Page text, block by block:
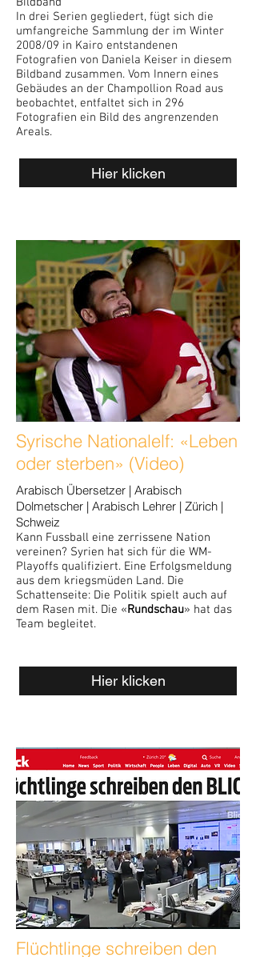
In drei Serien gegliedert, fügt sich die
umfangreiche Sammlung der im Winter
2008/09 in Kairo entstandenen
Fotografien von Daniela Keiser in diesem
Bildband zusammen. Vom Innern eines
Gebäudes an der Champollion Road aus
beobachtet, entfaltet sich in 296
Fotografien ein Bild des angrenzenden
Areals.
Hier klicken
Syrische Nationalelf: «Leben
oder sterben» (Video)
Arabisch Übersetzer | Arabisch
Dolmetscher | Arabisch Lehrer | Zürich |
Schweiz
Kann Fussball eine zerrissene Nation
vereinen? Syrien hat sich für die WM-
Playoffs qualifiziert. Eine Erfolgsmeldung
aus dem kriegsmüden Land. Die
Schattenseite: Die Politik spielt auch auf
dem Rasen mit. Die «Rundschau» hat das
Team begleitet.
Hier klicken
Flüchtlinge schreiben den